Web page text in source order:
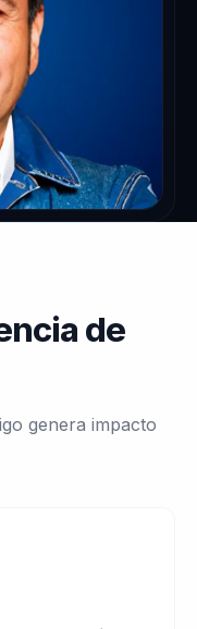
de
genera impacto